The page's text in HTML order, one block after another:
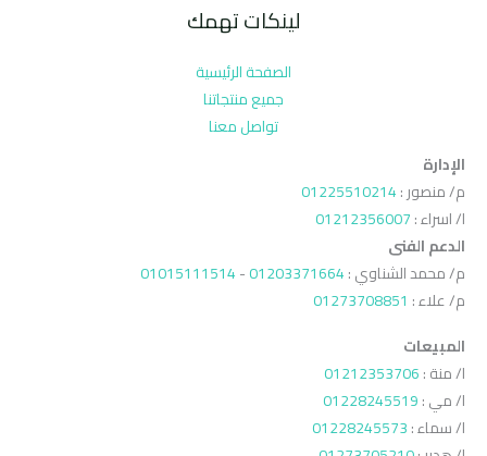
لينكات تهمك
الصفحة الرئيسية
جميع منتجاتنا
تواصل معنا
الإدارة
م/ منصور :01225510214
ا/ اسراء :01212356007
الدعم الفنى
م/ محمد الشناوي :01203371664
-
01015111514
م/ علاء : 01273708851
المبيعات
ا/ منة :01212353706
ا/ مي :01228245519
ا/ سماء :01228245573